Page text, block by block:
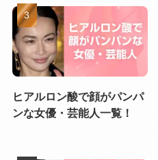
ヒアルロン酸で顔がパンパ
ンな女優・芸能人一覧！